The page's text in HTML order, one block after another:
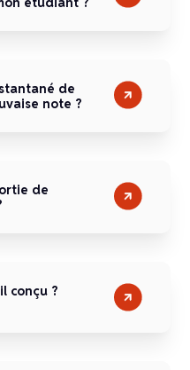
de
note ?
de
conçu ?